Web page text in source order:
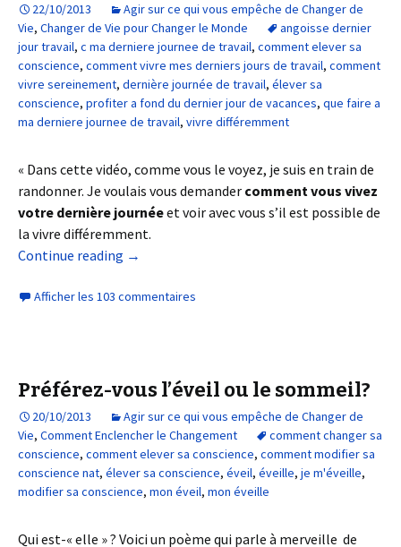
22/10/2013
Agir sur ce qui vous empêche de Changer de
Vie, Changer de Vie pour Changer le Monde
angoisse dernier
jour travail, c ma derniere journee de travail, comment elever sa
conscience, comment vivre mes derniers jours de travail, comment
vivre sereinement, dernière journée de travail, élever sa
conscience, profiter a fond du dernier jour de vacances, que faire a
ma derniere journee de travail, vivre différemment
« Dans cette vidéo, comme vous le voyez, je suis en train de
randonner. Je voulais vous demander comment vous vivez
votre dernière journéeet voir avec vous s’il est possible de
la vivre différemment.
Continue reading →
Afficher les 103 commentaires
Préférez-vous l’éveil ou le sommeil?
20/10/2013
Agir sur ce qui vous empêche de Changer de
Vie, Comment Enclencher le Changement
comment changer sa
conscience, comment elever sa conscience, comment modifier sa
conscience nat, élever sa conscience, éveil, éveille, je m'éveille,
modifier sa conscience, mon éveil, mon éveille
Qui est-« elle » ? Voici un poème qui parle à merveille de